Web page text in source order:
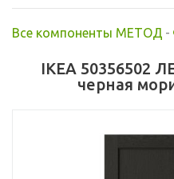
Все компоненты МЕТОД -
IKEA 50356502
черная